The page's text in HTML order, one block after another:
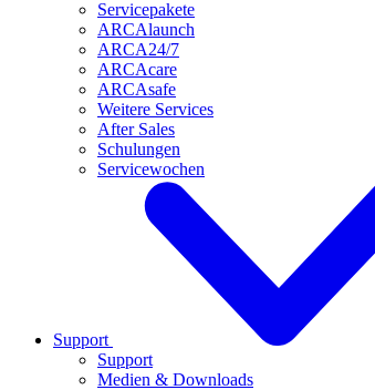
Servicepakete
ARCAlaunch
ARCA24/7
ARCAcare
ARCAsafe
Weitere Services
After Sales
Schulungen
Servicewochen
Support
Support
Medien & Downloads